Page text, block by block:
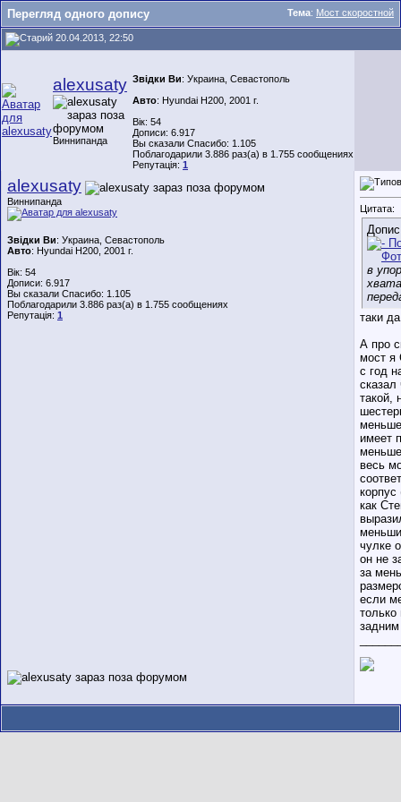
Тема: Мост скоростной
Перегляд одного допису
20.04.2013, 22:50
alexusaty
Виннипанда
Звідки Ви: Украина, Севастополь
Авто: Hyundai H200, 2001 г.
Вік: 54
Дописи: 6.917
Вы сказали Спасибо: 1.105
Поблагодарили 3.886 раз(а) в 1.755 сообщениях
Репутація: 1
alexusaty
Виннипанда
Звідки Ви: Украина, Севастополь
Авто: Hyundai H200, 2001 г.
Вік: 54
Дописи: 6.917
Вы сказали Спасибо: 1.105
Поблагодарили 3.886 раз(а) в 1.755 сообщениях
Репутація: 1
Цитата:
в
таки
А про
мост я
с год
сказал
такой,
имеет
весь
корпус
как
чулке
он не
за
если
только